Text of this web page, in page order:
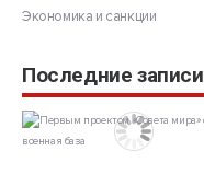
Экономика и санкции
Последние записи